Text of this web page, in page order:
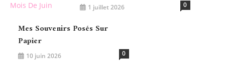
1 juillet 2026 0
Mes Souvenirs Posés Sur
Papier
10 juin 2026 0